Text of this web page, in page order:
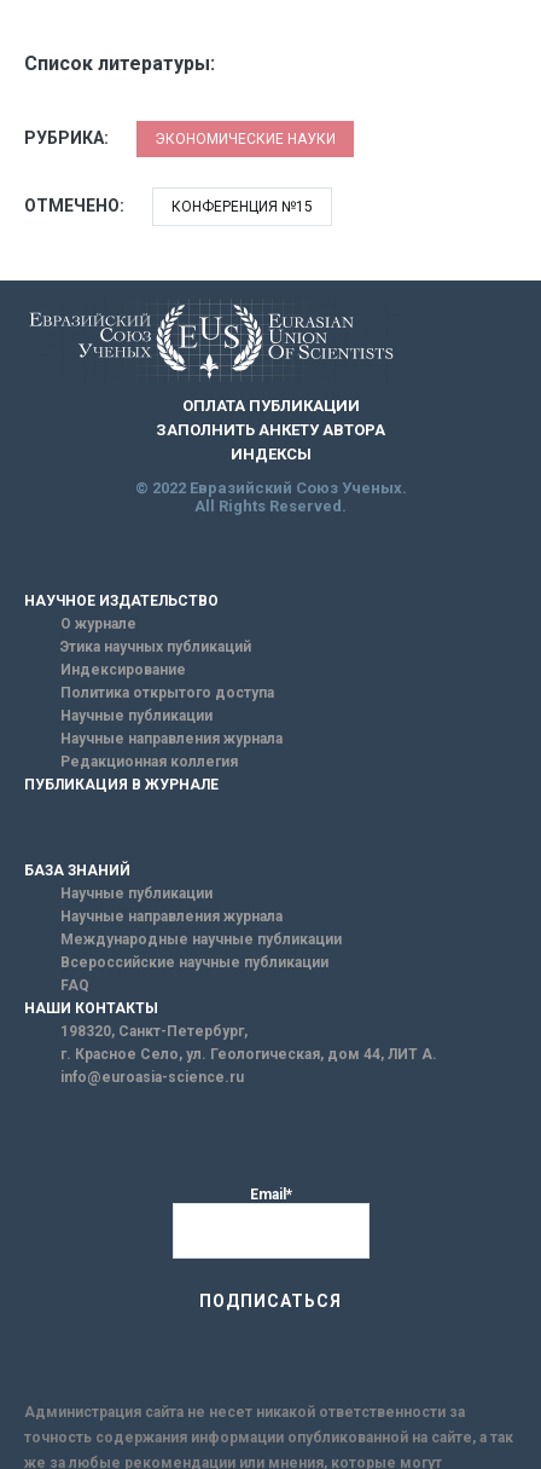
Список литературы:
РУБРИКА: ЭКОНОМИЧЕСКИЕ НАУКИ
ОТМЕЧЕНО: КОНФЕРЕНЦИЯ №15
ОПЛАТА ПУБЛИКАЦИИ
ЗАПОЛНИТЬ АНКЕТУ АВТОРА
ИНДЕКСЫ
© 2022 Евразийский Союз Ученых.
All Rights Reserved.
НАУЧНОЕ ИЗДАТЕЛЬСТВО
О журнале
Этика научных публикаций
Индексирование
Политика открытого доступа
Научные публикации
Научные направления журнала
Редакционная коллегия
ПУБЛИКАЦИЯ В ЖУРНАЛЕ
БАЗА ЗНАНИЙ
Научные публикации
Научные направления журнала
Международные научные публикации
Всероссийские научные публикации
FAQ
НАШИ КОНТАКТЫ
198320, Санкт-Петербург,
г. Красное Село, ул. Геологическая, дом 44, ЛИТ А.
info@euroasia-science.ru
Email*
Администрация сайта не несет никакой ответственности за
точность содержания информации опубликованной на сайте, а так
же за любые рекомендации или мнения, которые могут